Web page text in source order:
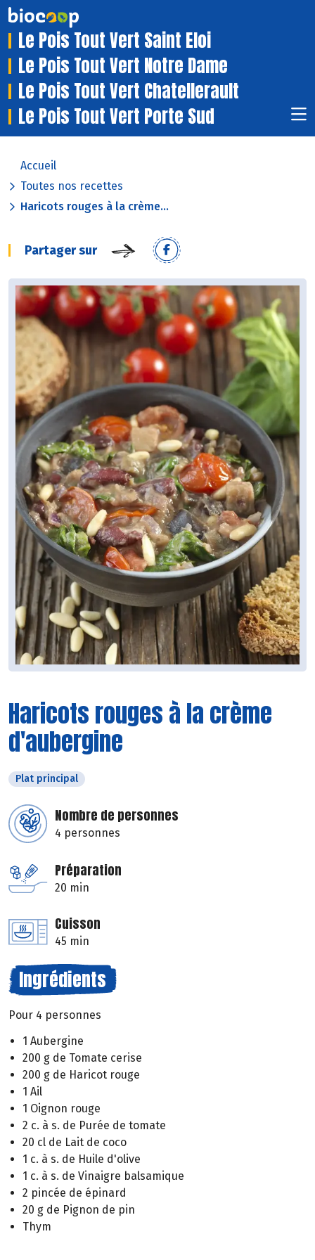
Le Pois Tout Vert Saint Eloi
Le Pois Tout Vert Notre Dame
Le Pois Tout Vert Chatellerault
Le Pois Tout Vert Porte Sud
Accueil
Toutes nos recettes
Haricots rouges à la crème...
Partager sur
Haricots rouges à la crème
d'aubergine
Plat principal
Nombre de personnes
4 personnes
Préparation
20 min
Cuisson
45 min
Ingrédients
Pour 4 personnes
1 Aubergine
200 g de Tomate cerise
200 g de Haricot rouge
1 Ail
1 Oignon rouge
2 c. à s. de Purée de tomate
20 cl de Lait de coco
1 c. à s. de Huile d'olive
1 c. à s. de Vinaigre balsamique
2 pincée de épinard
20 g de Pignon de pin
Thym